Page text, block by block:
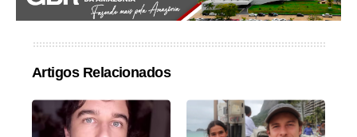
Artigos Relacionados